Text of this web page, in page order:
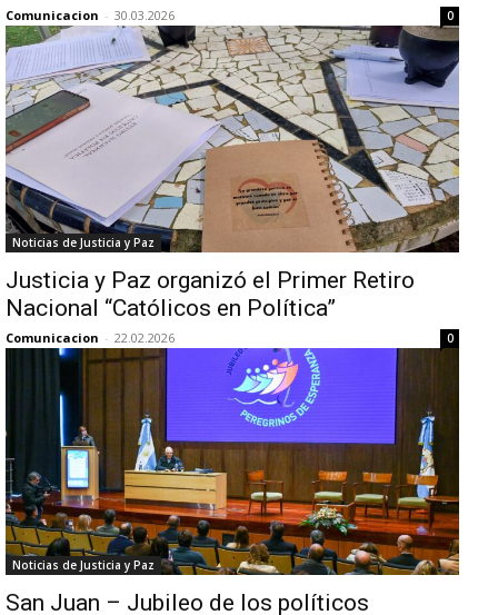
Comunicacion - 30.03.2026 0
Noticias de Justicia y Paz
Justicia y Paz organizó el Primer Retiro
Nacional “Católicos en Política”
Comunicacion - 22.02.2026 0
Noticias de Justicia y Paz
San Juan – Jubileo de los políticos